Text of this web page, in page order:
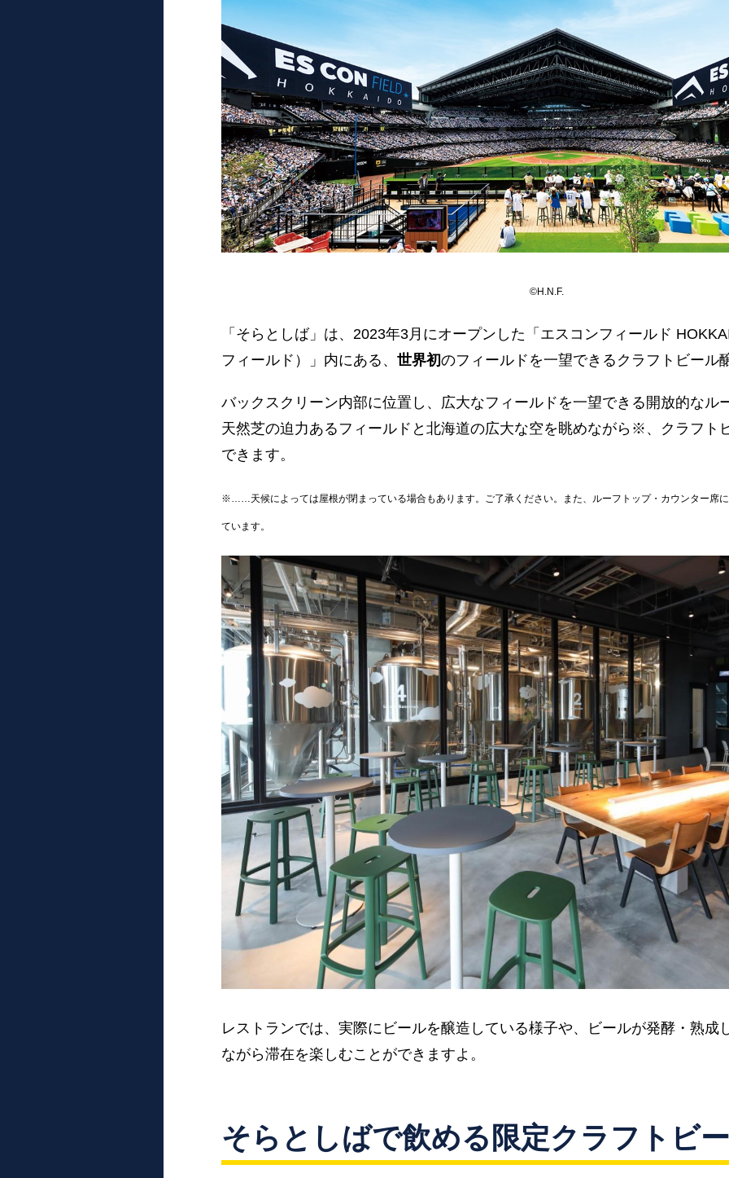
©H.N.F.
「そらとしば」は、2023年3月にオープンした「エスコンフィールド
フィールド）」内にある、 世界初のフィールドを一望できるクラフトビール
バックスクリーン内部に位置し、広大なフィールドを一望できる開放的なル
天然芝の迫力あるフィールドと北海道の広大な空を眺めながら※、クラフト
できます。
※……天候によっては屋根が閉まっている場合もあります。ご了承ください。また、ルーフトップ・カウンター席
ています。
レストランでは、実際にビールを醸造している様子や、ビールが発酵・熟成
ながら滞在を楽しむことができますよ。
そらとしばで飲める限定クラフトビ